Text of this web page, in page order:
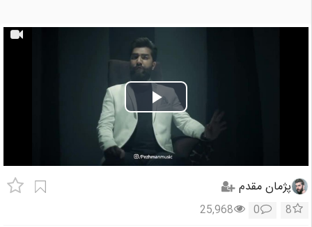
Play
Video
پژمان مقدم
8
0
25,968